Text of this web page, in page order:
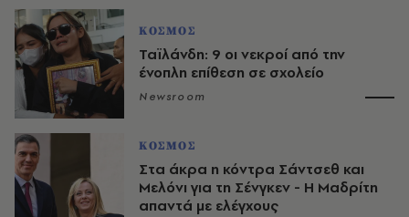
ΚΟΣΜΟΣ
Ταϊλάνδη: 9 οι νεκροί από την
ένοπλη επίθεση σε σχολείο
Newsroom
ΚΟΣΜΟΣ
Στα άκρα η κόντρα Σάντσεθ και
Μελόνι για τη Σένγκεν - Η Μαδρίτη
απαντά με ελέγχους